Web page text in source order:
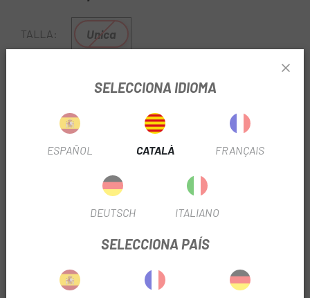
TALLA: Unica
Sense Stock
AVISA'M QUAN ESTIGUI DISPONIBLE
tenim els components de les millors marques
com Shimano . LaPinça Shimano Ultegra Del/Post.
RS785 de SHIMANO utilitza pastilles ICE TECHNOLOGY per
SELECCIONA IDIOMA
ESPAÑOL CATALÀ FRANÇAIS
DEUTSCH ITALIANO
SELECCIONA PAÍS